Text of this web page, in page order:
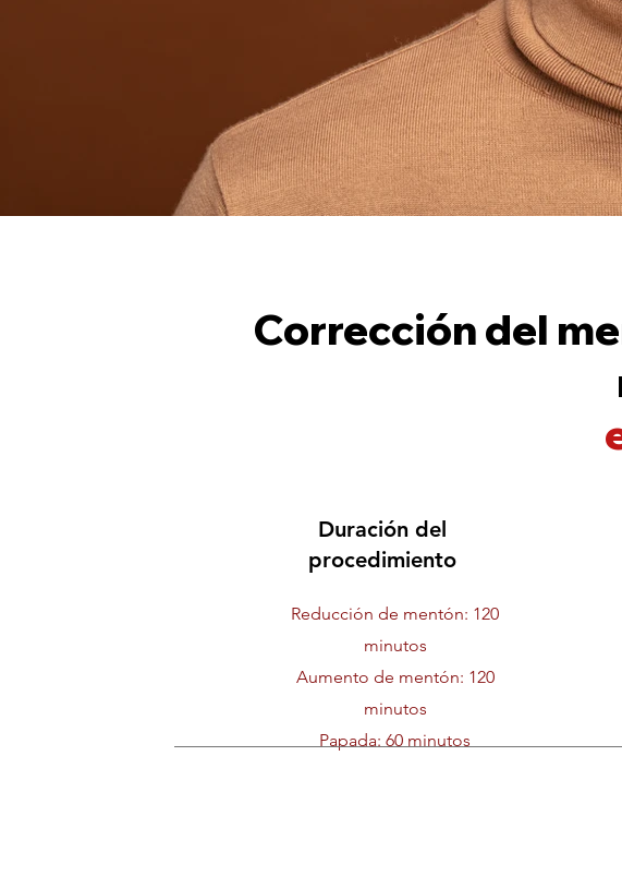
Corrección del
Duración del
procedimiento
Reducción de mentón: 120
minutos
Aumento de mentón: 120
minutos
Papada: 60 minutos